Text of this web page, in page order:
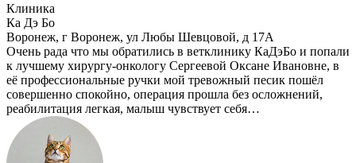
Клиника
Ка Дэ Бо
Воронеж, г Воронеж, ул Любы Шевцовой, д 17А
Очень рада что мы обратились в ветклинику КаДэБо и попали
к лучшему хирургу-онкологу Сергеевой Оксане Ивановне, в
её профессиональные ручки мой тревожный песик пошёл
совершенно спокойно, операция прошла без осложнений,
реабилитация легкая, малыш чувствует себя…